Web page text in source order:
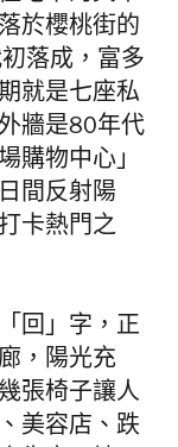
於櫻桃街的
落成，富多
就是七座私
牆是80年代
購物中心」
間反射陽
卡熱門之
回」字，正
，陽光充
張椅子讓人
美容店、跌